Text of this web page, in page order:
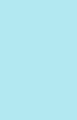
cookies.
als niet-
anonieme
Je kan
toestel
aan te